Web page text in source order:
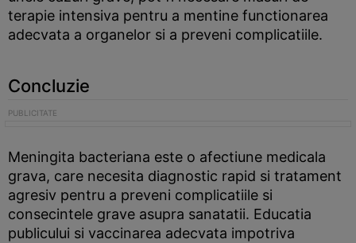
terapie intensiva pentru a mentine functionarea
adecvata a organelor si a preveni complicatiile.
Concluzie
Meningita bacteriana este o afectiune medicala
grava, care necesita diagnostic rapid si tratament
agresiv pentru a preveni complicatiile si
consecintele grave asupra sanatatii. Educatia
publicului si vaccinarea adecvata impotriva